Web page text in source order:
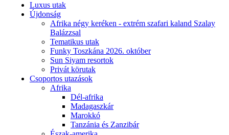
Luxus utak
Újdonság
Afrika négy keréken - extrém szafari kaland Szalay
Balázzsal
Tematikus utak
Funky Toszkána 2026. október
Sun Siyam resortok
Privát körutak
Csoportos utazások
Afrika
Dél-afrika
Madagaszkár
Marokkó
Tanzánia és Zanzibár